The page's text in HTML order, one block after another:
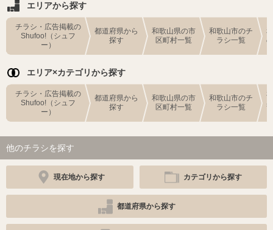
エリアから探す
チラシ・広告掲載の
Shufoo!（シュフ
ー）
都道府県から
探す
和歌山県の市
区町村一覧
和歌山市のチ
ラシ一覧
エリア×カテゴリから探す
チラシ・広告掲載の
Shufoo!（シュフ
ー）
都道府県から
探す
和歌山県の市
区町村一覧
和歌山市のチ
ラシ一覧
他のチラシを探す
現在地から探す カテゴリから探す
都道府県から探す